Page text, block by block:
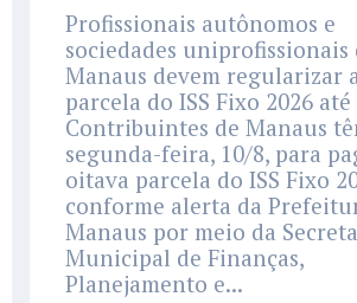
Profissionais autônomos e
sociedades uniprofissionais
Manaus devem regularizar
parcela do ISS Fixo 2026 até
Contribuintes de Manaus
segunda-feira, 10/8, para
oitava parcela do ISS Fixo
conforme alerta da
Manaus por meio da
Municipal de Finanças,
Planejamento e...